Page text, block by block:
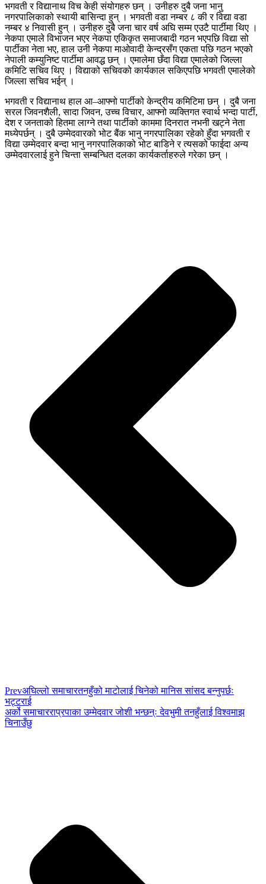
भगवती र विद्यानाथ विच केही संयोगहरु छन् । उनीहरु दुबै जना भानु
नगरपालिकाको स्थायी बासिन्दा हुन् । भगवती वडा नम्बर ८ की र विद्या वडा
नम्बर ४ निवासी हुन् । उनीहरु दुबै जना चार वर्ष अघि सम्म एउटै पार्टीमा थिए ।
नेकपा एमाले विभाजन भएर नेकपा एकिकृत समाजबादी गठन भएपछि विद्या सो
पार्टीका नेता भए, हाल उनी नेकपा माओवादी केन्द्रसँग एकता पछि गठन भएको
नेपाली कम्युनिष्ट पार्टीमा आवद्ध छन् । एमालेमा छँदा विद्या एमालेको जिल्ला
कमिटि सचिव थिए । विद्याको सचिवको कार्यकाल सकिएपछि भगवती एमालेको
जिल्ला सचिव भईन् ।
भगवती र विद्यानाथ हाल आ–आफ्नो पार्टीको केन्द्रीय कमिटिमा छन् । दुबै जना
सरल जिवनशैली, सादा जिवन, उच्च विचार, आफ्नो व्यक्तिगत स्वार्थ भन्दा पार्टी,
देश र जनताको हितमा लाग्ने तथा पार्टीको काममा दिनरात नभनी खट्ने नेता
मध्येपर्छन् । दुबै उम्मेदवारको भोट बैंक भानु नगरपालिका रहेको हुँदा भगवती र
विद्या उम्मेदवार बन्दा भानु नगरपालिकाको भोट बाडिने र त्यसको फाईदा अन्य
उम्मेदवारलाई हुने चिन्ता सम्बन्धित दलका कार्यकर्ताहरुले गरेका छन् ।
Prevअघिल्लो समाचारतनहुँको माटोलाई चिनेको मानिस सांसद बन्नुपर्छः
भट्टराई
अर्को समाचारराप्रपाका उम्मेदवार जोशी भन्छन्ः देवभुमी तनहुँलाई विश्वमाझ
चिनाउँछु